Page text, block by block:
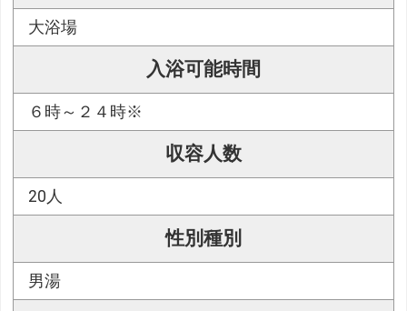
大浴場
入浴可能時間
６時～２４時※
収容人数
20人
性別種別
男湯